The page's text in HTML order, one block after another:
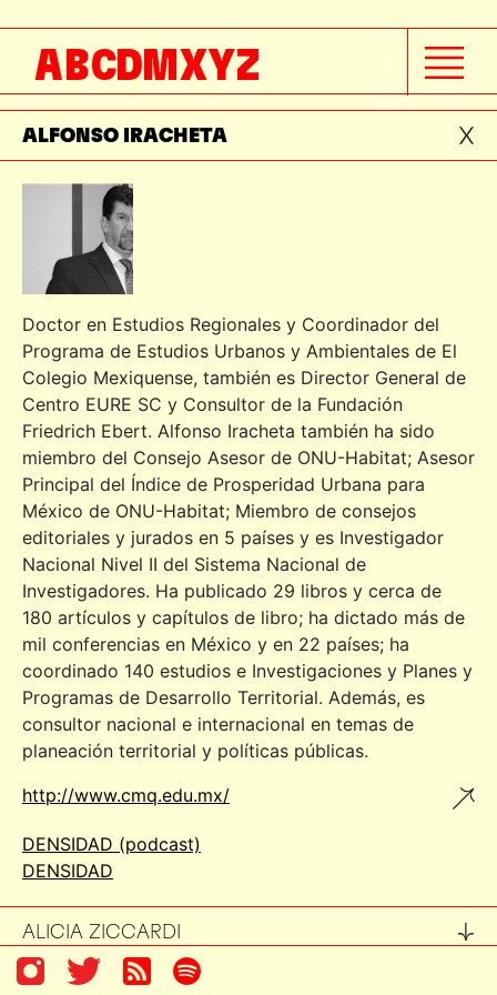
ABCDMXYZ
ALEJANDRA LEAL
ALEJANDRO LEAL
ALFONSO IRACHETA
Doctor en Estudios Regionales y Coordinador del
Programa de Estudios Urbanos y Ambientales de El
Colegio Mexiquense, también es Director General de
Centro EURE SC y Consultor de la Fundación
Friedrich Ebert. Alfonso Iracheta también ha sido
miembro del Consejo Asesor de ONU-Habitat; Asesor
Principal del Índice de Prosperidad Urbana para
México de ONU-Habitat; Miembro de consejos
editoriales y jurados en 5 países y es Investigador
Nacional Nivel II del Sistema Nacional de
Investigadores. Ha publicado 29 libros y cerca de
180 artículos y capítulos de libro; ha dictado más de
mil conferencias en México y en 22 países; ha
coordinado 140 estudios e Investigaciones y Planes y
Programas de Desarrollo Territorial. Además, es
consultor nacional e internacional en temas de
planeación territorial y políticas públicas.
http://www.cmq.edu.mx/
DENSIDAD (podcast)
DENSIDAD
ALICIA ZICCARDI
ANA ÁLVAREZ